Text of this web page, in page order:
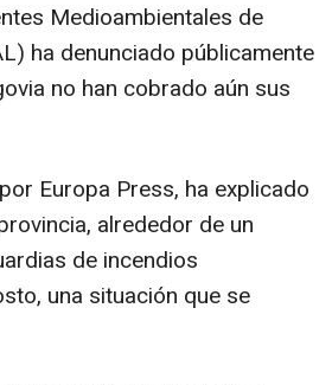
Medioambientales de
ha denunciado públicamente
no han cobrado aún sus
Europa Press, ha explicado
alrededor de un
de incendios
una situación que se